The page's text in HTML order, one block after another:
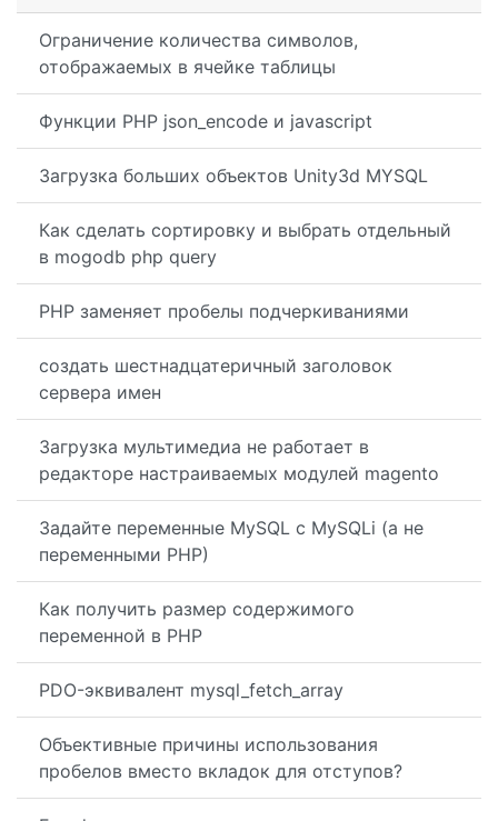
Ограничение количества символов,
отображаемых в ячейке таблицы
Функции PHP json_encode и javascript
Загрузка больших объектов Unity3d MYSQL
Как сделать сортировку и выбрать отдельный
в mogodb php query
PHP заменяет пробелы подчеркиваниями
создать шестнадцатеричный заголовок
сервера имен
Загрузка мультимедиа не работает в
редакторе настраиваемых модулей magento
Задайте переменные MySQL с MySQLi (а не
переменными PHP)
Как получить размер содержимого
переменной в PHP
PDO-эквивалент mysql_fetch_array
Объективные причины использования
пробелов вместо вкладок для отступов?